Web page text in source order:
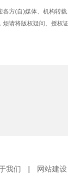
各方(自)媒体、机构转
请将版权疑问、授权
我们 | 网站建设